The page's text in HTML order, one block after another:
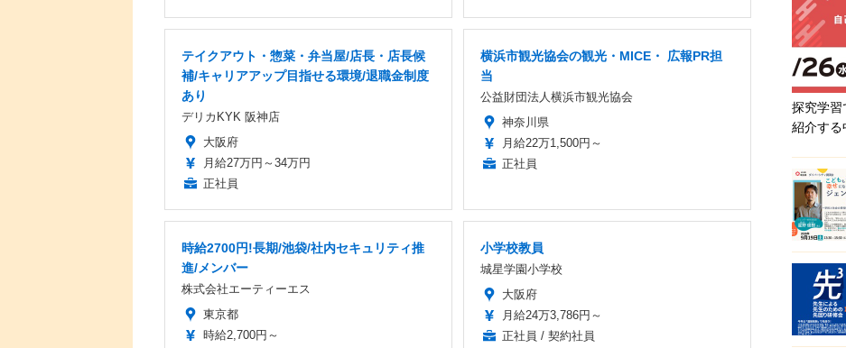
テイクアウト・惣菜・弁当屋/店長・店長候
補/キャリアアップ目指せる環境/退職金制度
あり
デリカKYK 阪神店
大阪府
月給27万円～34万円
正社員
横浜市観光協会の観光・MICE・ 広報PR担
当
公益財団法人横浜市観光協会
神奈川県
月給22万1,500円～
正社員
時給2700円!長期/池袋/社内セキュリティ推
進/メンバー
株式会社エーティーエス
東京都
時給2,700円～
小学校教員
城星学園小学校
大阪府
月給24万3,786円～
正社員 / 契約社員
探究学習
紹介する